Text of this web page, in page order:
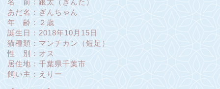
名 前：銀太（ぎんた）
あだ名：ぎんちゃん
年 齢：２歳
誕生日：2018年10月15日
猫種類：マンチカン（短足）
性 別：オス
居住地：千葉県千葉市
飼い主：えりー